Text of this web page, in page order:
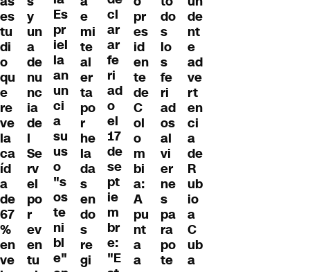
es
tu
di
o
qu
e
re
ve
la
ca
íd
a
de
67
%
en
ve
y
un
a
de
nu
nc
ia
de
l
Se
rv
el
po
r
ev
en
tu
Es
pr
iel
la
an
un
ci
a
su
us
o
"s
os
te
ni
bl
e"
e
mi
te
al
er
ta
po
r
he
la
da
s
en
do
s
re
gi
cl
ar
ar
fe
ri
ad
o
el
17
de
se
pt
ie
m
br
e:
"E
pr
es
id
en
te
de
C
ol
o
m
bi
a:
A
pu
nt
a
a
do
s
lo
s
fe
ri
ad
os
al
vi
er
ne
s
pa
ra
po
te
de
nt
e
ad
ve
rt
en
ci
a
de
R
ub
io
a
C
ub
a